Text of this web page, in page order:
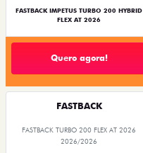
FASTBACK IMPETUS TURBO 200 HYBRID
FLEX AT 2026
Quero agora!
FASTBACK
FASTBACK TURBO 200 FLEX AT 2026
2026/2026